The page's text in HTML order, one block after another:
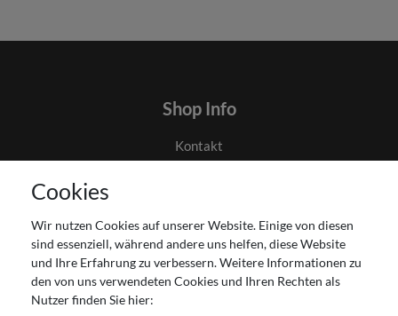
Shop Info
Kontakt
Impressum
Widerrufsrecht
Zahlung und Versand
Unser Ladengeschäft
Cookies
Wir nutzen Cookies auf unserer Website. Einige von diesen
sind essenziell, während andere uns helfen, diese Website
und Ihre Erfahrung zu verbessern. Weitere Informationen zu
den von uns verwendeten Cookies und Ihren Rechten als
Nutzer finden Sie hier: